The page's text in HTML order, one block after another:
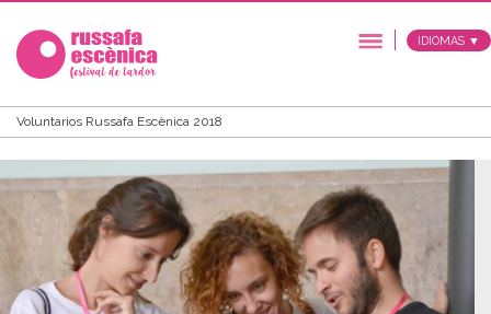
IDIOMAS ▼
Voluntarios Russafa Escènica 2018